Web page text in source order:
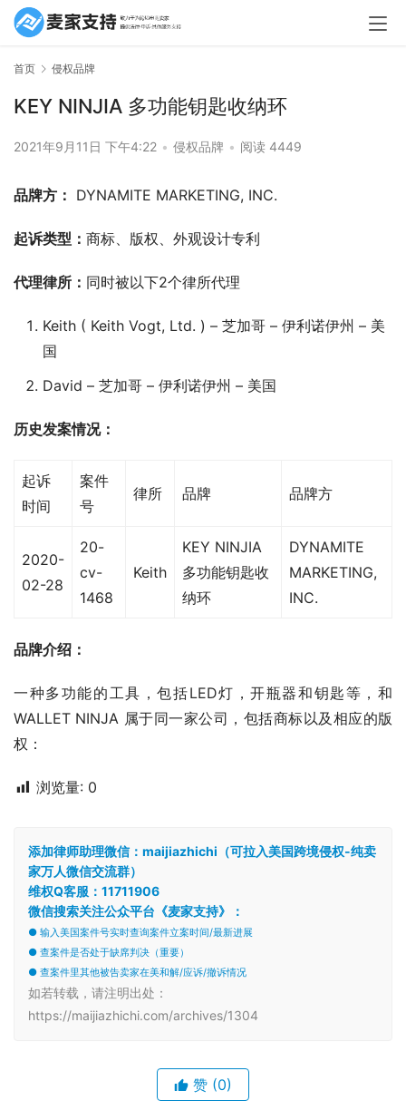
首页 侵权品牌
KEY NINJIA 多功能钥匙收纳环
2021年9月11日 下午4:22 • 侵权品牌 • 阅读 4449
品牌方： DYNAMITE MARKETING, INC.
起诉类型： 商标、版权、外观设计专利
代理律所： 同时被以下2个律所代理
Keith ( Keith Vogt, Ltd. ) – 芝加哥 – 伊利诺伊州 – 美
国
David – 芝加哥 – 伊利诺伊州 – 美国
历史发案情况：
起诉
时间
案件
号
律所 品牌 品牌方
2020-
02-28
20-
cv-
1468
Keith
KEY NINJIA
多功能钥匙收
纳环
DYNAMITE
MARKETING,
INC.
品牌介绍：
一种多功能的工具，包括LED灯，开瓶器和钥匙等，和
WALLET NINJA 属于同一家公司，包括商标以及相应的版
权：
浏览量: 0
添加律师助理微信：maijiazhichi（可拉入美国跨境侵权-纯卖
家万人微信交流群）
维权Q客服：11711906
微信搜索关注公众平台《麦家支持》：
● 输入美国案件号实时查询案件立案时间/最新进展
● 查案件是否处于缺席判决（重要）
● 查案件里其他被告卖家在美和解/应诉/撤诉情况
如若转载，请注明出处：
https://maijiazhichi.com/archives/1304
赞 (0)